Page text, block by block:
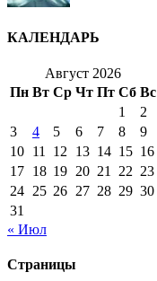
КАЛЕНДАРЬ
Август 2026
Пн Вт Ср Чт Пт Сб Вс
1
2
3
4 5 6 7 8
9
10 11 12 13 14 15 16
17 18 19 20 21 22 23
24 25 26 27 28 29 30
31
« Июл
Страницы